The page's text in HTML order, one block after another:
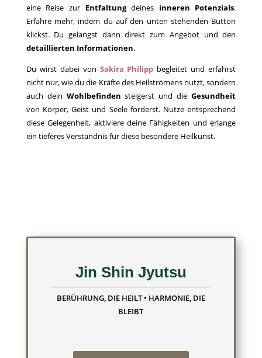
eine Reise zur Entfaltungdeines inneren Potenzials.
Erfahre mehr, indem du auf den unten stehenden Button
klickst. Du gelangst dann direkt zum Angebot und den
detaillierten Informationen.
Du wirst dabei von Sakira Philipp begleitet und erfährst
nicht nur, wie du die Kräfte des Heilströmens nutzt, sondern
auch dein Wohlbefinden steigerst und dieGesundheit
von Körper, Geist und Seele förderst. Nutze entsprechend
diese Gelegenheit, aktiviere deine Fähigkeiten und erlange
ein tieferes Verständnis für diese besondere Heilkunst.
Jin Shin Jyutsu
BERÜHRUNG, DIE HEILT • HARMONIE, DIE
BLEIBT